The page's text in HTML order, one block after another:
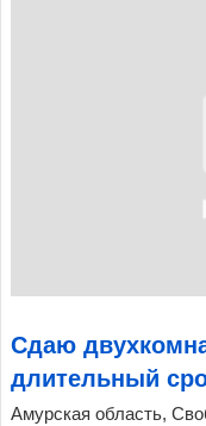
Сдаю
длительный
Амурская область,